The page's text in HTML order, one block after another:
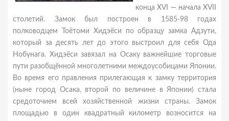
конца XVI — начала XVII
столетий. Замок был построен в 1585-98 годах
полководцем Тоётоми Хидэёси по образцу замка Адзути,
который за десять лет до этого выстроил для себя Ода
Нобунага. Хидэёси завязал на Осаку важнейшие торговые
пути разобщённой многолетними междоусобицами Японии.
Во время его правления прилегающая к замку территория
(ныне город Осака, второй по величине в Японии) стала
средоточием всей хозяйственной жизни страны. Замок
площадью в один квадратный километр возносится на